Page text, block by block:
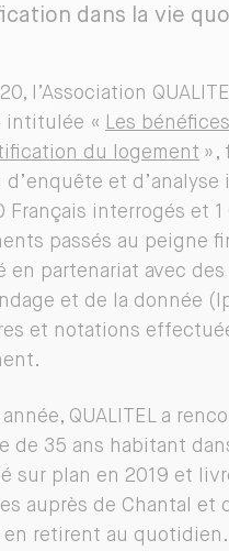
dans la vie
l’Association
intitulée « Les
du logement »,
d’enquête et d’analyse
Français interrogés et 1
passés au peigne
en partenariat avec
et de la donnée
et notations
QUALITEL a
de 35 ans habitant
sur plan en 2019 et
auprès de Chantal et
en retirent au quotidien.